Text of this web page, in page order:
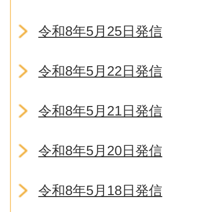
令和8年5月25日発信
令和8年5月22日発信
令和8年5月21日発信
令和8年5月20日発信
令和8年5月18日発信